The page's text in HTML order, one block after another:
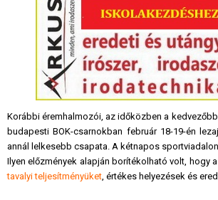
Korábbi éremhalmozói, az időközben a
budapesti BOK-csarnokban február 18-19-én
annál lelkesebb csapata. A kétnapos
Ilyen előzmények alapján borítékolható volt, hogy
tavalyi teljesítményüket, értékes helyezések és